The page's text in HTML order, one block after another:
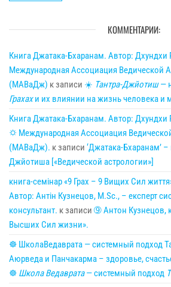
КОММЕНТАРИИ:
Книга Джатака-Бхаранам. Автор:
Международная Ассоциация Ведической
(МАВаДж) к записи ☀ Тантра-Джйотиш—
Грахахи их влиянии на жизнь человека и
Книга Джатака-Бхаранам. Автор: Дхундхи
🌣 Международная Ассоциация
(МАВаДж). к записи ‘Джатака-Бхаранам’
Джйотиша [«Ведической астрологии»]
книга-семінар «9 Грах – 9 Вищих Сил
Автор: Антін Кузнецов, M.Sc., – експерт
консультант. к записи ➈ Антон Кузнецов,
Высших Сил жизни».
☸ ШколаВедаврата — системный подход
Аюрведа и Панчакарма – здоровье,
☸ Школа Ведаврата— системный подход